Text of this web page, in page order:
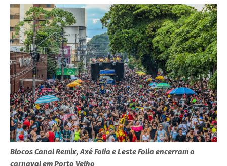
Blocos Canal Remix, Axé Folia e Leste Folia encerram o
carnaval em Porto Velho